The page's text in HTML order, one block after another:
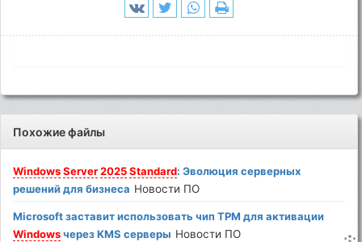
Похожие файлы
Windows Server 2025 Standard: Эволюция серверных
решений для бизнеса Новости ПО
Microsoft заставит использовать чип TPM для активации
Windowsчерез KMS серверы Новости ПО